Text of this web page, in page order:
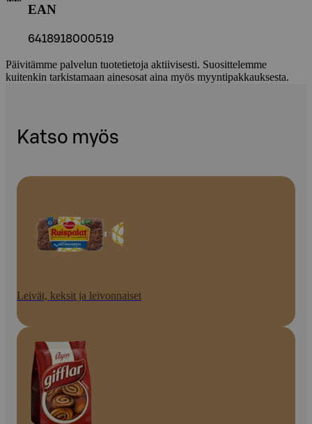
EAN
6418918000519
Päivitämme palvelun tuotetietoja aktiivisesti. Suosittelemme
kuitenkin tarkistamaan ainesosat aina myös myyntipakkauksesta.
Katso myös
Leivät, keksit ja leivonnaiset